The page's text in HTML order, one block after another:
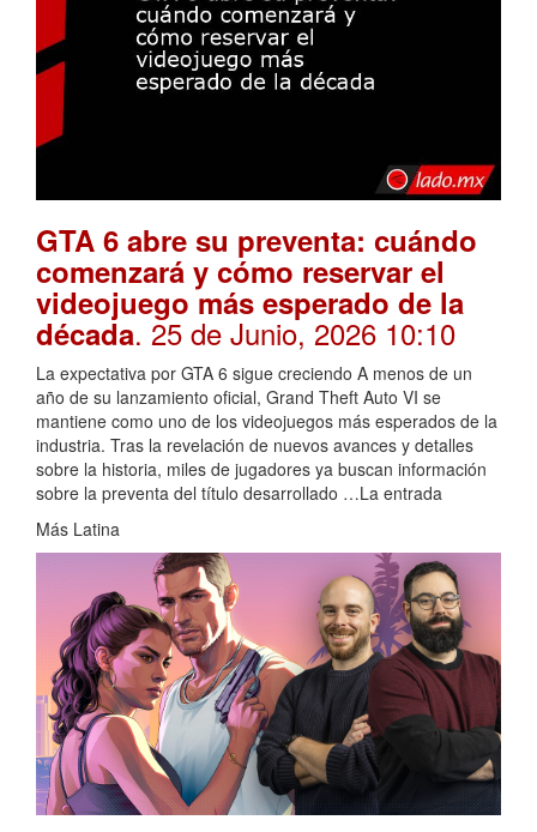
GTA 6 abre su preventa: cuándo
comenzará y cómo reservar el
videojuego más esperado de la
década. 25 de Junio, 2026 10:10
La expectativa por GTA 6 sigue creciendo A menos de un
año de su lanzamiento oficial, Grand Theft Auto VI se
mantiene como uno de los videojuegos más esperados de la
industria. Tras la revelación de nuevos avances y detalles
sobre la historia, miles de jugadores ya buscan información
sobre la preventa del título desarrollado …La entrada
Más Latina